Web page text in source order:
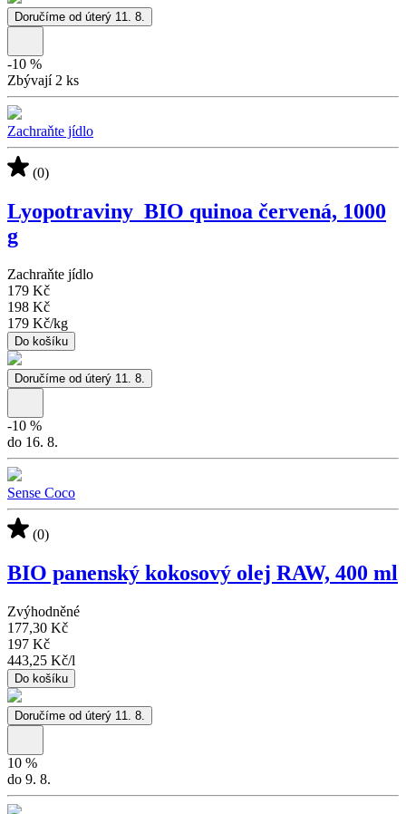
Doručíme od úterý 11. 8.
-10 %
Zbývají 2 ks
Zachraňte jídlo
(0)
Lyopotraviny_BIO quinoa červená, 1000
g
Zachraňte jídlo
179 Kč
198 Kč
179 Kč/kg
Do košíku
Doručíme od úterý 11. 8.
-10 %
do 16. 8.
Sense Coco
(0)
BIO panenský kokosový olej RAW, 400 ml
Zvýhodněné
177,30 Kč
197 Kč
443,25 Kč/l
Do košíku
Doručíme od úterý 11. 8.
10 %
do 9. 8.